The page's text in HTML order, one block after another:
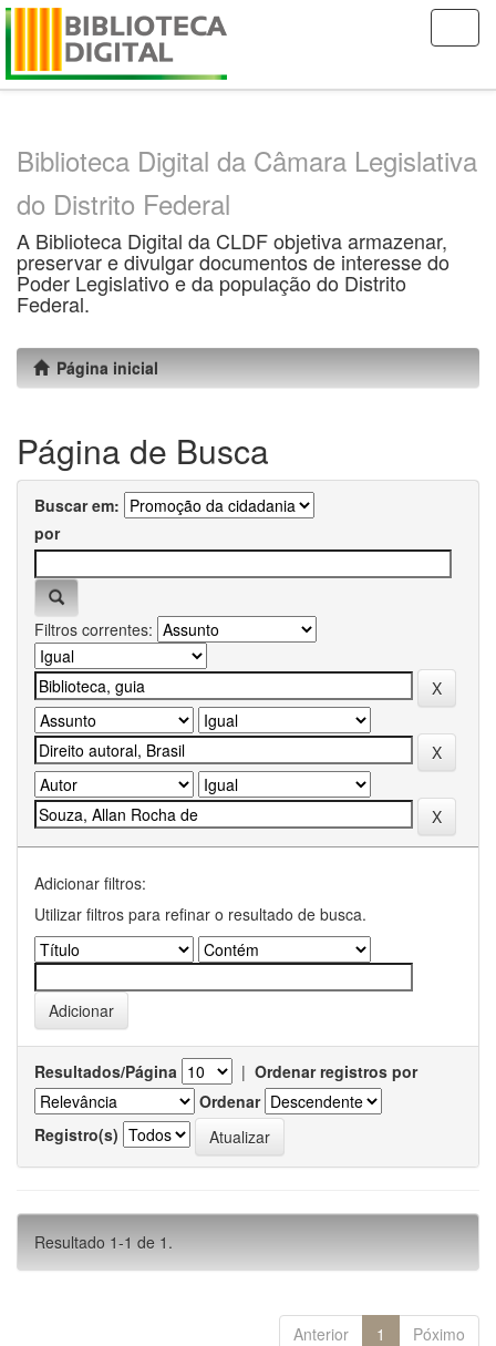
Skip
Biblioteca Digital da Câmara Legislativa
do Distrito Federal
A Biblioteca Digital da CLDF objetiva armazenar,
preservar e divulgar documentos de interesse do
Poder Legislativo e da população do Distrito
Federal.
Página inicial
Página de Busca
Buscar em:
por
Filtros correntes:
Adicionar filtros:
Utilizar filtros para refinar o resultado de busca.
Resultados/Página | Ordenar registros por
Ordenar
Registro(s)
Resultado 1-1 de 1.
Anterior 1 Póximo